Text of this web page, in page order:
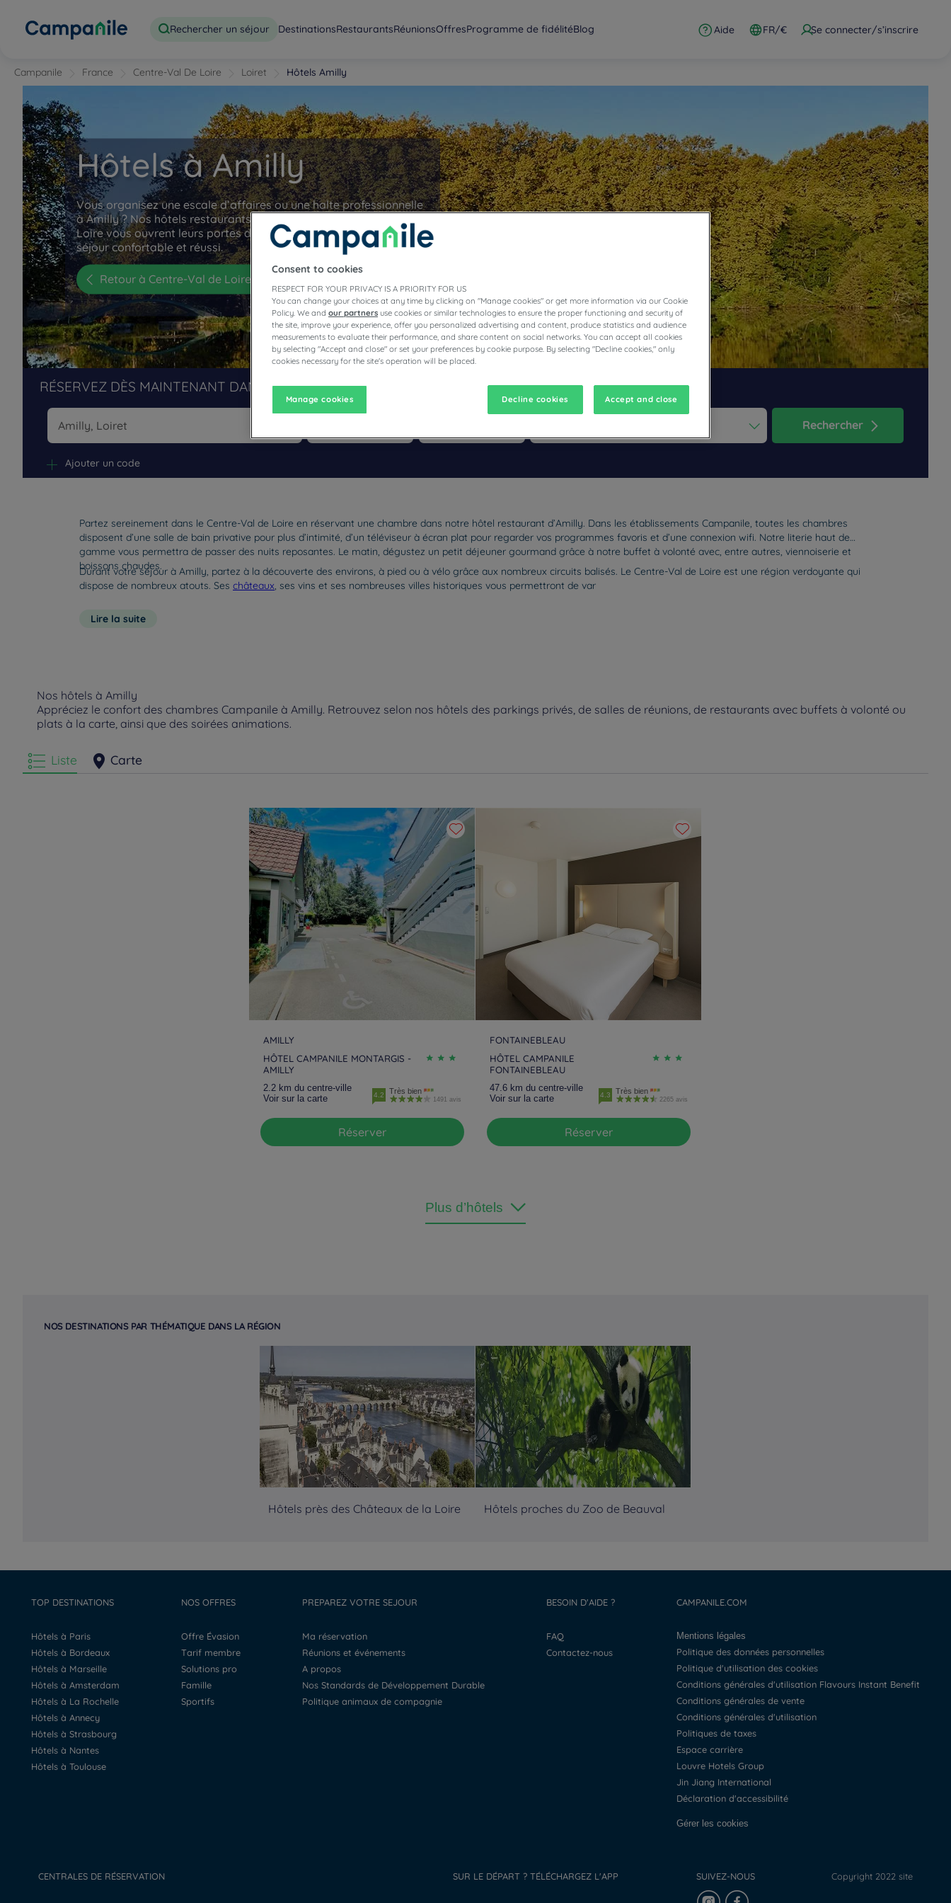
Rechercher un séjour DestinationsRestaurantsRéunionsOffresProgramme de fidélitéBlog Aide FR/€ Se connecter/s’inscrire
Campanile France Centre-Val De Loire Loiret Hôtels Amilly
Hôtels à Amilly
Vous organisez une escale d’affaires ou une halte professionnelle
à Amilly ? Nos hôtels restaurants Campanile dans le Centre-Val de
Loire vous ouvrent leurs portes durant toute l’année, pour un
séjour confortable et réussi.
Retour à Centre-Val de Loire
RÉSERVEZ DÈS MAINTENANT DANS NOS HÔTELS RESTAURANTS CAMPANILE
Rechercher
Ajouter un code
Partez sereinement dans le Centre-Val de Loire en réservant une chambre dans notre hôtel restaurant d’Amilly. Dans les établissements Campanile, toutes les chambres
disposent d’une salle de bain privative pour plus d’intimité, d’un téléviseur à écran plat pour regarder vos programmes favoris et d’une connexion wifi. Notre literie haut de
gamme vous permettra de passer des nuits reposantes. Le matin, dégustez un petit déjeuner gourmand grâce à notre buffet à volonté avec, entre autres, viennoiserie et
boissons chaudes.
Durant votre séjour à Amilly, partez à la découverte des environs, à pied ou à vélo grâce aux nombreux circuits balisés. Le Centre-Val de Loire est une région verdoyante qui
dispose de nombreux atouts. Ses châteaux, ses vins et ses nombreuses villes historiques vous permettront de var
Lire la suite
Nos hôtels à Amilly
Appréciez le confort des chambres Campanile à Amilly. Retrouvez selon nos hôtels des parkings privés, de salles de réunions, de restaurants avec buffets à volonté ou
plats à la carte, ainsi que des soirées animations.
Liste Carte
AMILLY
HÔTEL CAMPANILE MONTARGIS -
AMILLY
2.2 km du centre-ville
Voir sur la carte
4.2 Très bien
1491 avis
Réserver
FONTAINEBLEAU
HÔTEL CAMPANILE
FONTAINEBLEAU
47.6 km du centre-ville
Voir sur la carte
4.3 Très bien
2265 avis
Réserver
Plus d’hôtels
NOS DESTINATIONS PAR THÉMATIQUE DANS LA RÉGION
Hôtels près des Châteaux de la Loire Hôtels proches du Zoo de Beauval
TOP DESTINATIONS
Hôtels à Paris
Hôtels à Bordeaux
Hôtels à Marseille
Hôtels à Amsterdam
Hôtels à La Rochelle
Hôtels à Annecy
Hôtels à Strasbourg
Hôtels à Nantes
Hôtels à Toulouse
NOS OFFRES
Offre Évasion
Tarif membre
Solutions pro
Famille
Sportifs
PREPAREZ VOTRE SEJOUR
Ma réservation
Réunions et événements
A propos
Nos Standards de Développement Durable
Politique animaux de compagnie
BESOIN D'AIDE ?
FAQ
Contactez-nous
CAMPANILE.COM
Mentions légales
Politique des données personnelles
Politique d'utilisation des cookies
Conditions générales d'utilisation Flavours Instant Benefit
Conditions générales de vente
Conditions générales d'utilisation
Politiques de taxes
Espace carrière
Louvre Hotels Group
Jin Jiang International
Déclaration d'accessibilité
Gérer les cookies
CENTRALES DE RÉSERVATION SUR LE DÉPART ? TÉLÉCHARGEZ L'APP SUIVEZ-NOUS Copyright 2022 site
Consent to cookies
RESPECT FOR YOUR PRIVACY IS A PRIORITY FOR US
You can change your choices at any time by clicking on "Manage cookies" or get more information via our Cookie
Policy. We and our partners use cookies or similar technologies to ensure the proper functioning and security of
the site, improve your experience, offer you personalized advertising and content, produce statistics and audience
measurements to evaluate their performance, and share content on social networks. You can accept all cookies
by selecting "Accept and close" or set your preferences by cookie purpose. By selecting "Decline cookies," only
cookies necessary for the site's operation will be placed.
Manage cookies Decline cookies Accept and close